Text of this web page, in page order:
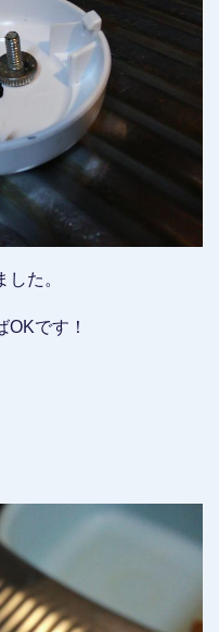
た。
です！